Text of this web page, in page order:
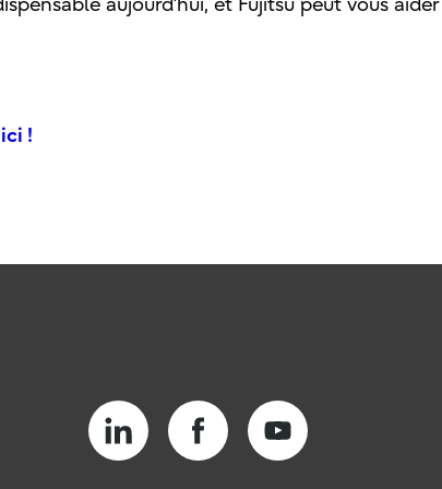
aujourd’hui, et Fujitsu peut vous
!